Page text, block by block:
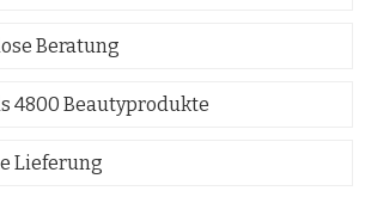
Beratung
4800 Beautyprodukte
Lieferung